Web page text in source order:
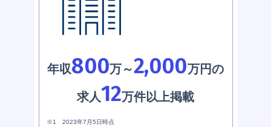
年収800万～2,000万円の
求人12万件以上掲載
※1 2023年7月5日時点